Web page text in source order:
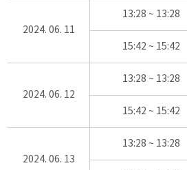
2024. 06. 11
13:28 ~ 13:28
15:42 ~ 15:42
2024. 06. 12
13:28 ~ 13:28
15:42 ~ 15:42
2024. 06. 13
13:28 ~ 13:28